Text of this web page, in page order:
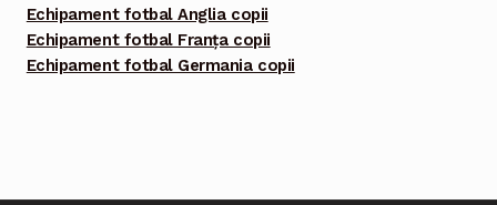
Echipament fotbal Anglia copii
Echipament fotbal Franța copii
Echipament fotbal Germania copii